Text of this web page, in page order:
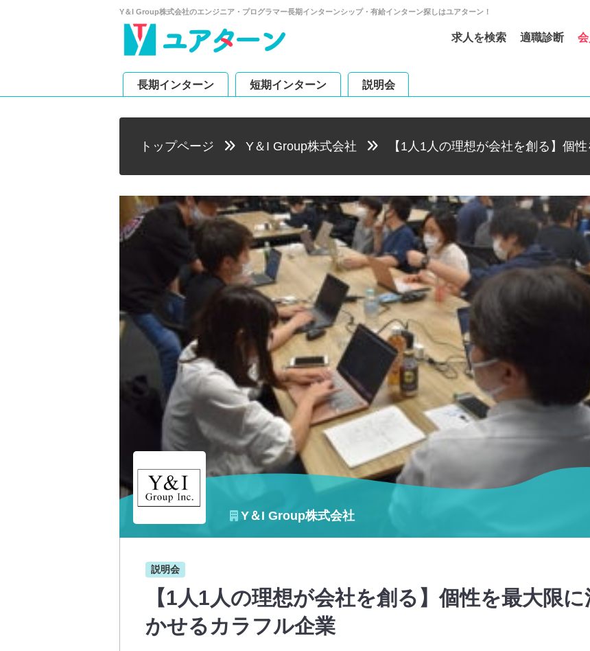
Y＆I Group株式会社のエンジニア・プログラマー長期インターンシップ・有給インターン探しはユアターン！
求人を検索 適職診断
長期インターン 短期インターン 説明会
トップページ Y＆I Group株式会社 【1人1人の理想が会社を創る】個
Y＆I Group株式会社
説明会
【1人1人の理想が会社を創る】個性を最大限に
かせるカラフル企業